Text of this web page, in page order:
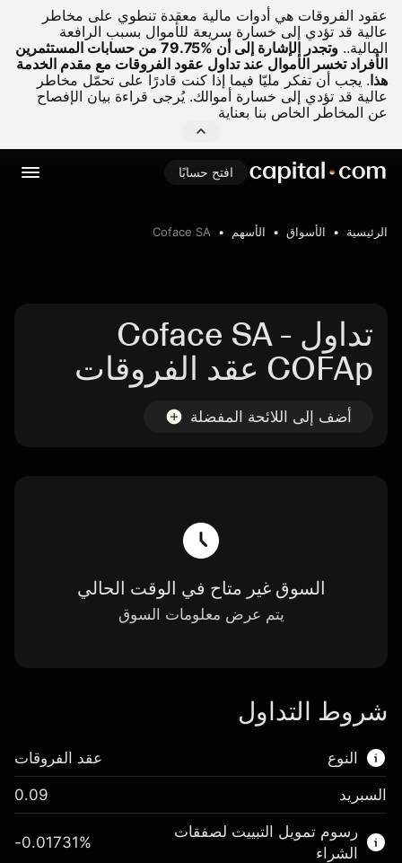
عقود الفروقات هي أدوات مالية معقدة تنطوي على مخاطر
عالية قد تؤدي إلى خسارة سريعة للأموال بسبب الرافعة
المالية..
وتجدر الإشارة إلى أن %79.75 من حسابات المستثمرين
الأفراد تخسر الأموال عند تداول عقود الفروقات مع مقدم الخدمة
هذا. يجب أن تفكر مليّا فيما إذا كنت قادرًا على تحمّل مخاطر
عالية قد تؤدي إلى خسارة أموالك. يُرجى قراءة بيان الإفصاح
عن المخاطر الخاص بنا بعناية
افتح حسابًا
الرئيسية الأسواق الأسهم Coface SA
تداول Coface SA -
COFAp عقد الفروقات
أضف إلى اللائحة المفضلة
السوق غير متاح في الوقت الحالي
يتم عرض معلومات السوق
شروط التداول
النوع
هذا السوق المالي متاح للتداول من خلال عقود
الفروقات.
عقد الفروقات
السبريد 0.09
رسوم تمويل التبييت لصفقات
الشراء
-0.01731%